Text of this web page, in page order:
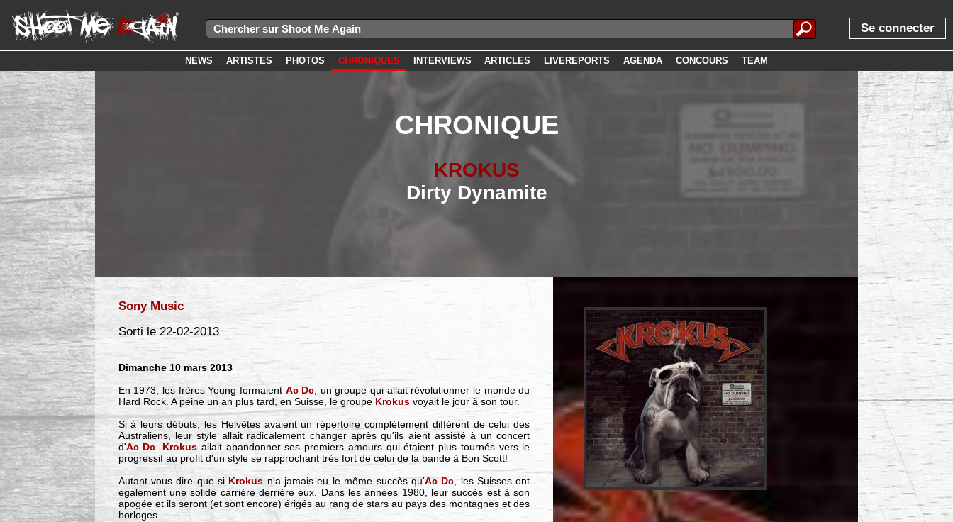
Se connecter
NEWS ARTISTES PHOTOS CHRONIQUES INTERVIEWS ARTICLES LIVEREPORTS AGENDA CONCOURS TEAM
CHRONIQUE
KROKUS
Dirty Dynamite
Sony Music
Sorti le 22-02-2013
Dimanche 10 mars 2013
En 1973, les frères Young formaient Ac Dc, un groupe qui allait révolutionner le monde du
Hard Rock. A peine un an plus tard, en Suisse, le groupe Krokusvoyait le jour à son tour.
Si à leurs débuts, les Helvètes avaient un répertoire complètement différent de celui des
Australiens, leur style allait radicalement changer après qu'ils aient assisté à un concert
d'Ac Dc.Krokus allait abandonner ses premiers amours qui étaient plus tournés vers le
progressif au profit d'un style se rapprochant très fort de celui de la bande à Bon Scott!
Autant vous dire que si Krokus n'a jamais eu le même succès qu'Ac Dc, les Suisses ont
également une solide carrière derrière eux. Dans les années 1980, leur succès est à son
apogée et ils seront (et sont encore) érigés au rang de stars au pays des montagnes et des
horloges.